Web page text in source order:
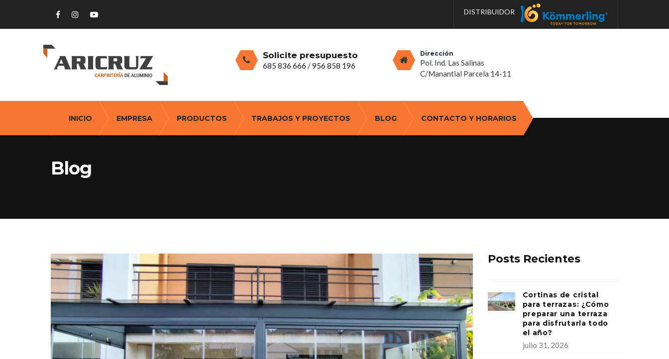
DISTRIBUIDOR
Solicite presupuesto
685 836 666 /956 858 196
Dirección
Pol. Ind. Las Salinas
C/Manantial Parcela 14-11
INICIO EMPRESA PRODUCTOS TRABAJOS Y PROYECTOS BLOG CONTACTO Y HORARIOS
Blog
Posts Recientes
Cortinas de cristal
para terrazas: ¿Cómo
preparar una terraza
para disfrutarla todo
el año?
julio 31, 2026